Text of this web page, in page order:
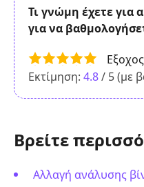
Τι γνώμη έχετε για
για να
Εξοχος
Εκτίμηση: 4.8/ 5 (με
Βρείτε
Αλλαγή ανάλυσης